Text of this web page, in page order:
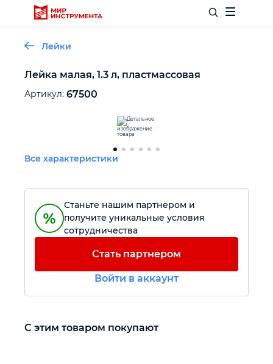
Отделочный инструмент
Слесарный инструмент
Столярный инструмент
Измерительный инструмент
Крепежный инструмент
Лейки
Лейка малая, 1.3 л, пластмассовая
Артикул: 67500
Все характеристики
Станьте нашим партнером и
получите уникальные условия
сотрудничества
Стать партнером
Войти в аккаунт
С этим товаром покупают